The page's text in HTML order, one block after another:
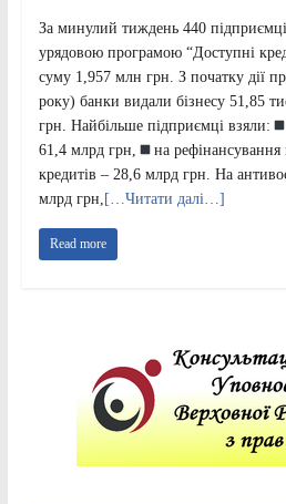
За минулий тиждень 440
урядовою програмою “Доступні
суму 1,957 млн грн. З початку дії
року) банки видали бізнесу 51,85
грн. Найбільше підприємці взяли:
61,4 млрд грн,
на
кредитів – 28,6 млрд грн. На
млрд грн, […Читати далі…]
Read more